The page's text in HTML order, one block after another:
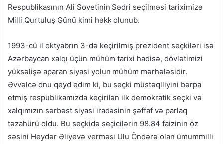
Respublikasının Ali Sovetinin Sədri seçilməsi tariximizə
Milli Qurtuluş Günü kimi həkk olunub.
1993-cü il oktyabrın 3-də keçirilmiş prezident seçkiləri isə
Azərbaycan xalqı üçün mühüm tarixi hadisə, dövlətimizi
yüksəlişə aparan siyasi yolun mühüm mərhələsidir.
Əvvəlcə onu qeyd edim ki, bu seçki müstəqlliyini bərpa
etmiş respublikamızda keçirilən ilk demokratik seçki və
xalqımızın sərbəst siyasi iradəsinin şəffaf və parlaq
təzahürü oldu. Bu seçkidə seçicilərin 98.84 faizinin öz
səsini Heydər Əliyevə verməsi Ulu Öndərə olan ümummilli